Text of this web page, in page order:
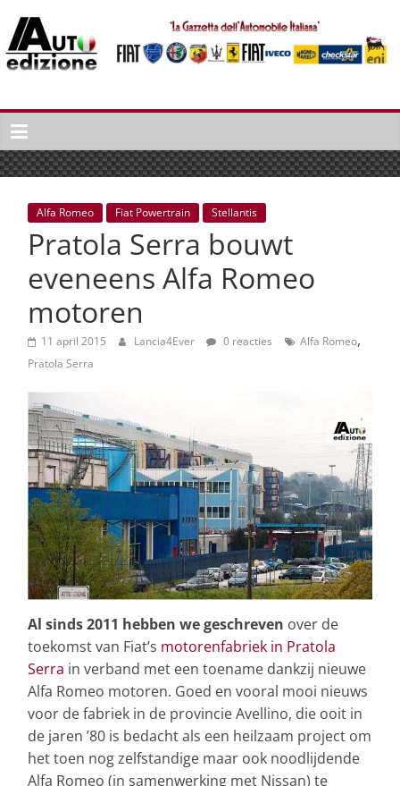
naar
inhoud
Auto
Edizione
La
Gazetta
dell'Automobile
Italiana
autonieuws
lifestyle
Alfa Romeo Fiat Powertrain Stellantis
Pratola Serra bouwt
eveneens Alfa Romeo
motoren
11 april 2015 Lancia4Ever 0 reacties Alfa Romeo,
Pratola Serra
Al sinds 2011 hebben we geschreven over de
toekomst van Fiat’s motorenfabriek in Pratola
Serra in verband met een toename dankzij nieuwe
Alfa Romeo motoren. Goed en vooral mooi nieuws
voor de fabriek in de provincie Avellino, die ooit in
de jaren ’80 is bedacht als een heilzaam project om
het toen nog zelfstandige maar ook noodlijdende
Alfa Romeo (in samenwerking met Nissan) te